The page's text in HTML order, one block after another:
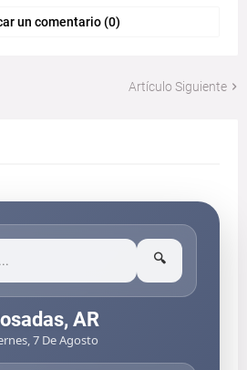
un comentario (0)
Artículo Siguiente
🔍
AR
7 De Agosto